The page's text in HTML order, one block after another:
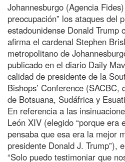
Johannesburgo (Agencia
preocupación” los ataques del
estadounidense Donald Trump
afirma el cardenal Stephen
metropolitano de
publicado en el diario Daily
calidad de presidente de la
Bishops’ Conference
de Botsuana, Sudáfrica y
En referencia a las
León XIV (elegido “porque era
pensaba que esa era la mejor
presidente Donald J. Trump”),
“Solo puedo testimoniar que